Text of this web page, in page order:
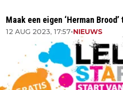
Maak een eigen ‘Herman
12 AUG 2023, 17:57•NIEUWS